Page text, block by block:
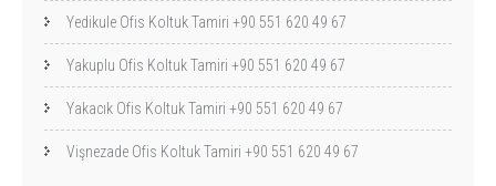
Yedikule Ofis Koltuk Tamiri +90 551 620 49 67
Yakuplu Ofis Koltuk Tamiri +90 551 620 49 67
Yakacık Ofis Koltuk Tamiri +90 551 620 49 67
Vişnezade Ofis Koltuk Tamiri +90 551 620 49 67